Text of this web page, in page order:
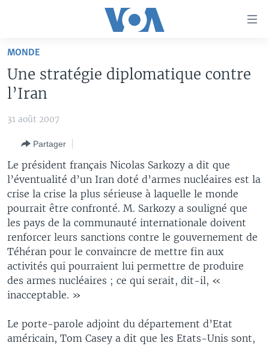
Retour
navigation
Retour
la
recherche
SPORT
TV
WASHINGTON FORUM
CORRESPONDANT VOA
FOCUS SAHEL
REPORTAGES
VOUS + NOUS
CARNET DE SANTÉ
À VOTRE AVIS
VOTRE SANTÉ VOTRE AVENIR
LE MONDE AU FÉMININ
L'AMÉRIQUE ET VOUS
DIALOGUE DES RELIGIONS
RM SHOW
BAMBARA
FULFULDE
LINGALA
SANGO
Apprenez L'anglais
SUIVEZ-NOUS
Langues
MONDE
Une stratégie diplomatique contre
l’Iran
31 août 2007
Partager
Le président français Nicolas Sarkozy a dit que
l’éventualité d’un Iran doté d’armes nucléaires est la
crise la crise la plus sérieuse à laquelle le monde
pourrait être confronté. M. Sarkozy a souligné que
les pays de la communauté internationale doivent
renforcer leurs sanctions contre le gouvernement de
Téhéran pour le convaincre de mettre fin aux
activités qui pourraient lui permettre de produire
des armes nucléaires ; ce qui serait, dit-il, «
inacceptable. »
Le porte-parole adjoint du département d’Etat
américain, Tom Casey a dit que les Etats-Unis sont,